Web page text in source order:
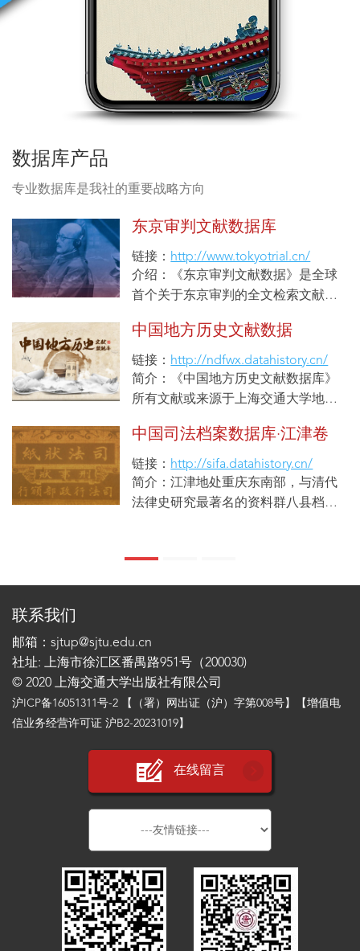
数据库产品
专业数据库是我社的重要战略方向
东京审判文献数据库
链接： http://www.tokyotrial.cn/
介绍：《东京审判文献数据》是全球
首个关于东京审判的全文检索文献资
东京审判相关的文献资料，图书、学
术信息、包括远东国际军事法庭庭审
记录、远东国际军事法庭的证据文
献、国际检察局询问记录、珍贵的历
并将这些“原始资料”经数字化方式完
整地保存并“再现“。通过平行语料研
究技术、进行分类梳理、标引、实现
同主题下英中日的并行对照、文字、
提供完善、可靠的文献基础；同时聚
国在东京审判上的研究地位。
中国地方历史文献数据
链接： http://ndfwx.datahistory.cn/
简介：《中国地方历史文献数据库》
所有文献或来源于上海交通大学地方
浙江、江西；或来源于市场收购，从
各地的文物市场中抢救搜集村落，家
户中流出的文献，如安徽、江西、福
建、江苏、以及湖南、广州、云南、
35万件，150万件。
中国司法档案数据库·江津卷
链接： http://sifa.datahistory.cn/
简介：江津地处重庆东南部，与清代
法律史研究最著名的资料群八县档案
研究提供了时间与空间的连续性。江
津档案同时有助于深入理解近代西南
了当时城市商业与乡村土地市场中的
内在经济秩序，同时也显示出传统家
庭财产关系的现代转型。
联系我们
邮箱：sjtup@sjtu.edu.cn
社址: 上海市徐汇区番禺路951号（200030)
© 2020 上海交通大学出版社有限公司
沪ICP备16051311号-2 【（署）网出证（沪）字第008号】【增值电
信业务经营许可证 沪B2-20231019】
在线留言